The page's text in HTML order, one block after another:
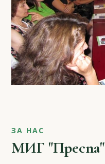
ЗА НАС
МИГ "Преспа"